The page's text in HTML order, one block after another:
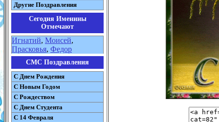
Другие Поздравления
Сегодня Именины
Отмечают
Игнатий, Моисей,
Прасковья, Федор
СМС Поздравления
С Днем Рождения
С Новым Годом
С Рождеством
C Днем Студента
С 14 Февраля